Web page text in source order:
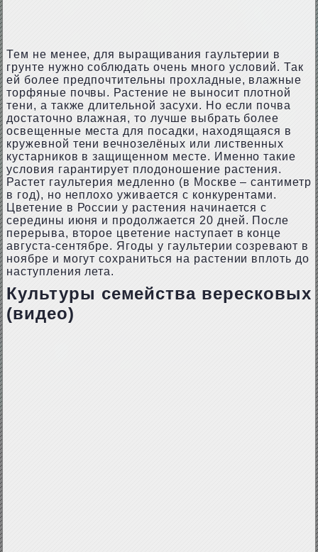
Тем не менее, для выращивания гаультерии в
грунте нужно соблюдать очень много условий. Так
ей более предпочтительны прохладные, влажные
торфяные почвы. Растение не выносит плотной
тени, а также длительной засухи. Но если почва
достаточно влажная, то лучше выбрать более
освещенные места для посадки, находящаяся в
кружевной тени вечнозелёных или лиственных
кустарников в защищенном месте. Именно такие
условия гарантирует плодоношение растения.
Растет гаультерия медленно (в Москве – сантиметр
в год), но неплохо уживается с конкурентами.
Цветение в России у растения начинается с
середины июня и продолжается 20 дней. После
перерыва, второе цветение наступает в конце
августа-сентябре. Ягоды у гаультерии созревают в
ноябре и могут сохраниться на растении вплоть до
наступления лета.
Культуры семейства вересковых
(видео)